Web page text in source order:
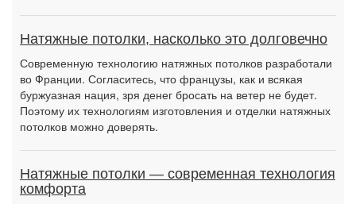
Натяжные потолки, насколько это долговечно
Современную технологию натяжных потолков разработали
во Франции. Согласитесь, что французы, как и всякая
буржуазная нация, зря денег бросать на ветер не будет.
Поэтому их технологиям изготовления и отделки натяжных
потолков можно доверять.
Натяжные потолки — современная технология
комфорта